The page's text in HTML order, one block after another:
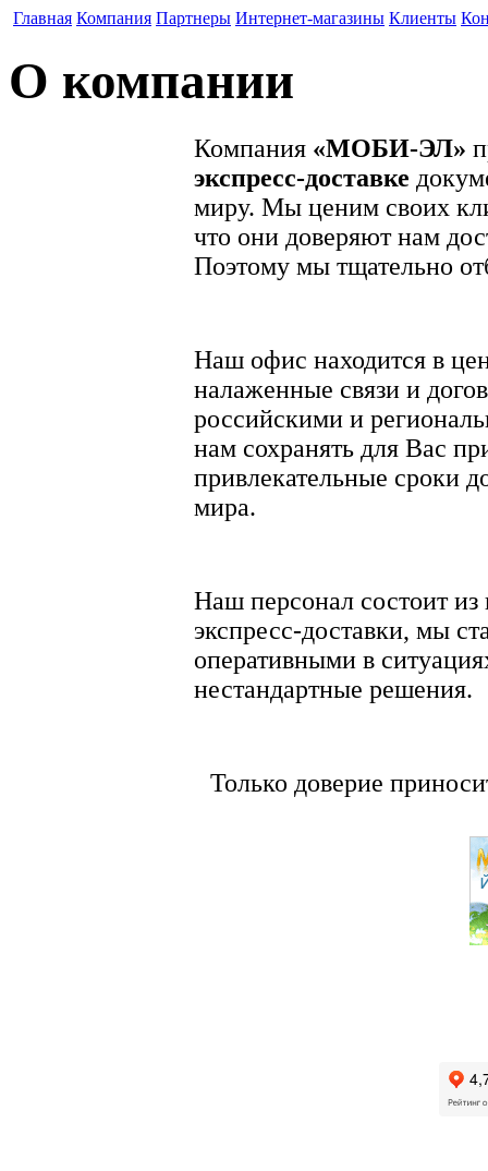
Главная Компания Партнеры Интернет-магазины Клиенты
О компании
Компания «МОБИ-ЭЛ»
экспресс-доставке
миру. Мы ценим своих
что они доверяют нам
Поэтому мы тщательно
Наш офис находится в
налаженные связи и
российскими и
нам сохранять для Вас
привлекательные сроки
мира.
Наш персонал состоит из
экспресс-доставки, мы
оперативными в
нестандартные решения.
Только доверие